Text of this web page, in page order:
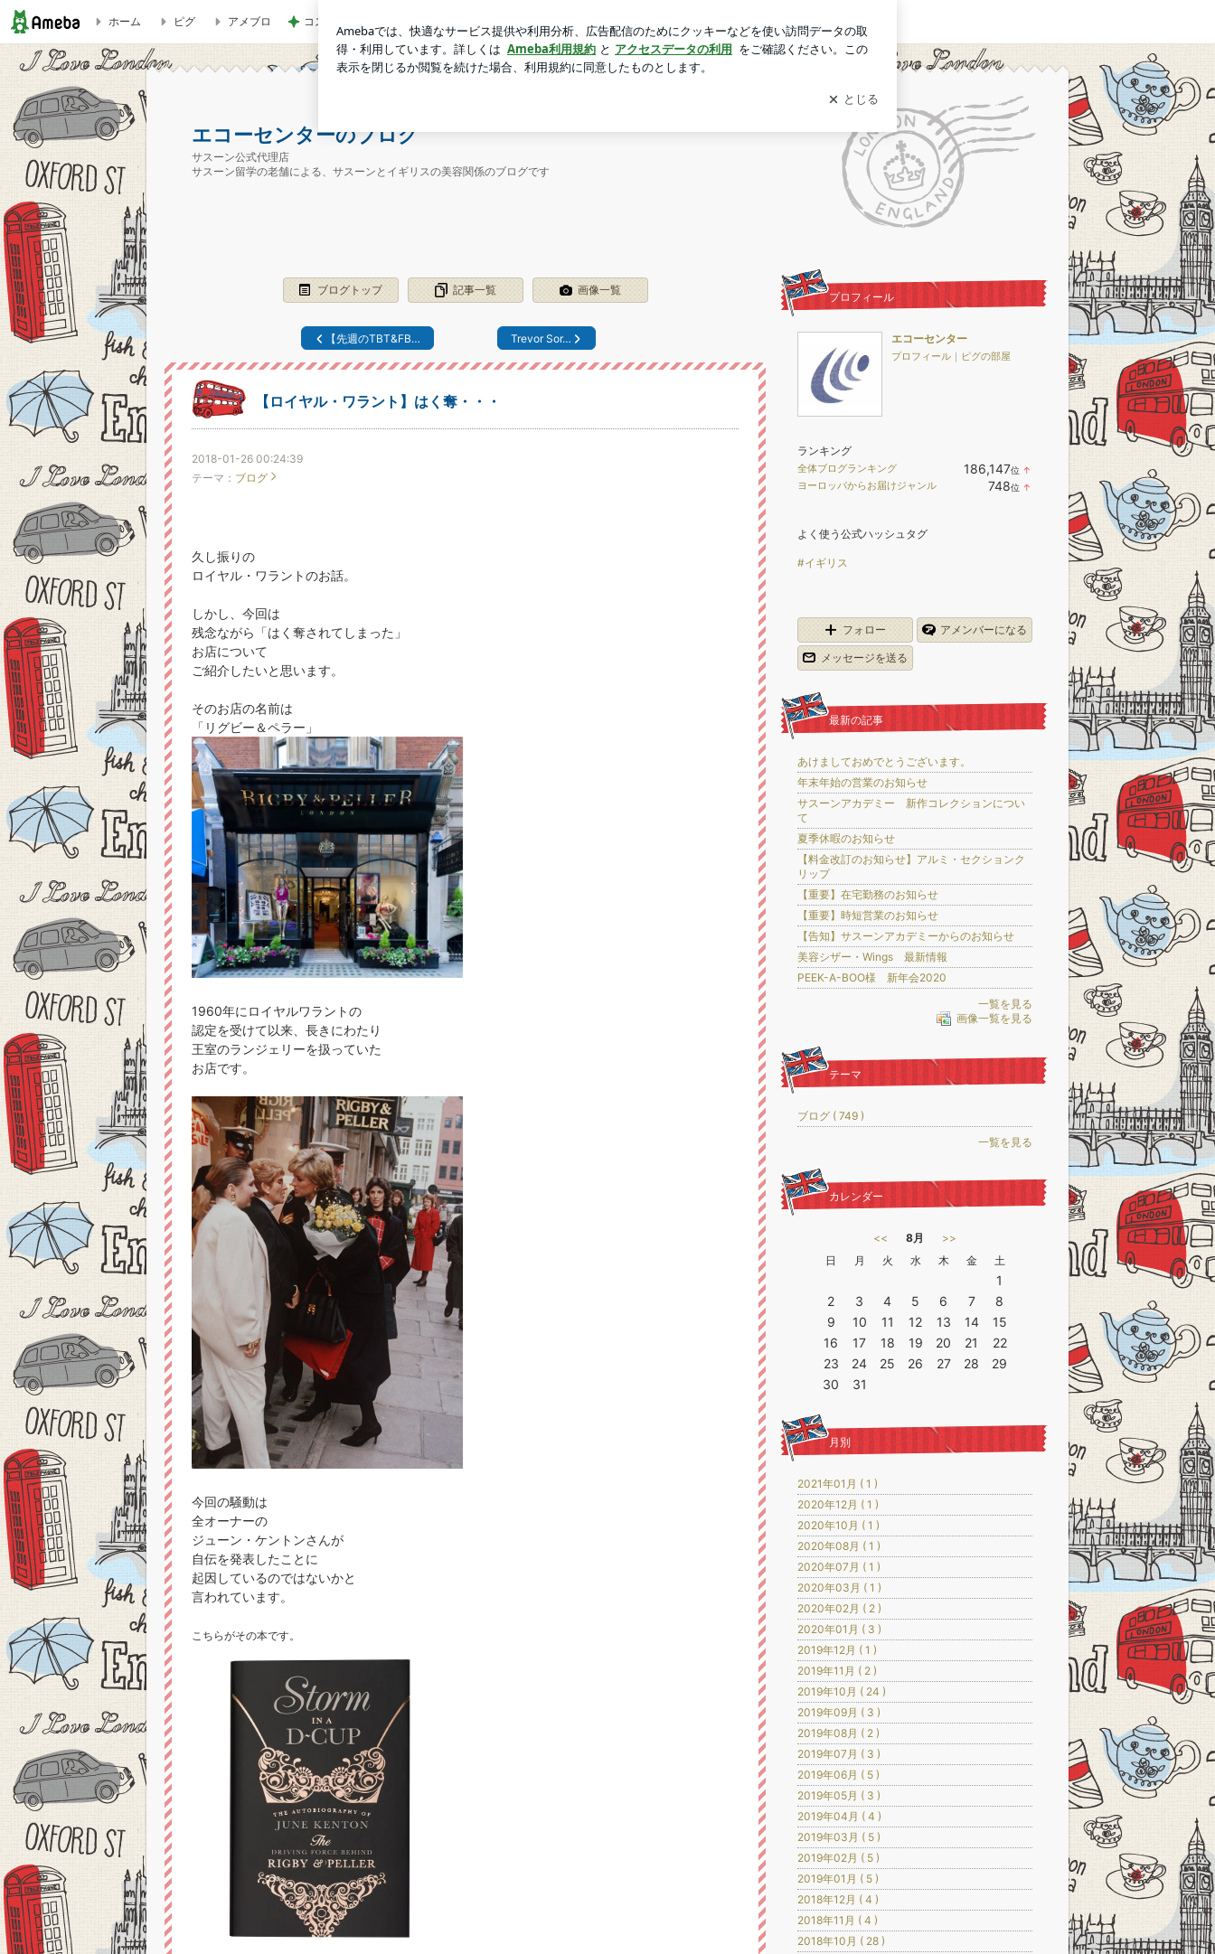
【ロイヤル・ワラント】はく奪・・・ | エコーセンターのブログ
ホーム ピグ アメブロ コストコで試食して即買いした物 ログイン
エコーセンターのブログ
サスーン公式代理店
サスーン留学の老舗による、サスーンとイギリスの美容関係のブログです
ブログトップ 記事一覧 画像一覧
【先週のTBT&FB… Trevor Sor…
【ロイヤル・ワラント】はく奪・・・
2018-01-26 00:24:39
テーマ： ブログ
久し振りの
ロイヤル・ワラントのお話。
しかし、今回は
残念ながら「はく奪されてしまった」
お店について
ご紹介したいと思います。
そのお店の名前は
「リグビー＆ペラー」
1960年にロイヤルワラントの
認定を受けて以来、長きにわたり
王室のランジェリーを扱っていた
お店です。
今回の騒動は
全オーナーの
ジューン・ケントンさんが
自伝を発表したことに
起因しているのではないかと
言われています。
こちらがその本です。
プロフィール
エコーセンター
プロフィール ｜ ピグの部屋
ランキング
全体ブログランキング 186,147位 ↑
ヨーロッパからお届けジャンル 748位 ↑
よく使う公式ハッシュタグ
#イギリス
フォロー アメンバーになる
メッセージを送る
最新の記事
あけましておめでとうございます。
年末年始の営業のお知らせ
サスーンアカデミー 新作コレクションについ
て
夏季休暇のお知らせ
【料金改訂のお知らせ】アルミ・セクションク
リップ
【重要】在宅勤務のお知らせ
【重要】時短営業のお知らせ
【告知】サスーンアカデミーからのお知らせ
美容シザー・Wings 最新情報
PEEK-A-BOO様 新年会2020
一覧を見る
画像一覧を見る
テーマ
ブログ ( 749 )
一覧を見る
カレンダー
<< 8月
>>
日
月 火 水 木 金 土
1
2
3 4 5 6 7
8
9
10 11 12 13 14
15
16
17 18 19 20 21
22
23
24 25 26 27 28
29
30
31
月別
2021年01月 ( 1 )
2020年12月 ( 1 )
2020年10月 ( 1 )
2020年08月 ( 1 )
2020年07月 ( 1 )
2020年03月 ( 1 )
2020年02月 ( 2 )
2020年01月 ( 3 )
2019年12月 ( 1 )
2019年11月 ( 2 )
2019年10月 ( 24 )
2019年09月 ( 3 )
2019年08月 ( 2 )
2019年07月 ( 3 )
2019年06月 ( 5 )
2019年05月 ( 3 )
2019年04月 ( 4 )
2019年03月 ( 5 )
2019年02月 ( 5 )
2019年01月 ( 5 )
2018年12月 ( 4 )
2018年11月 ( 4 )
2018年10月 ( 28 )